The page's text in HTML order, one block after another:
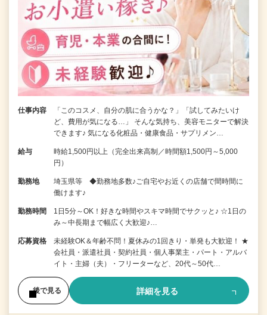
仕事内容
「このコスメ、自分の肌に合うかな？」「試してみたいけ
ど、費用が気になる…」 そんな気持ち、美容モニターで解決
できます♪ 気になる化粧品・健康食品・サプリメン…
給与
時給1,500円以上（完全出来高制／時間額1,500円～5,000
円）
勤務地
埼玉県等 ◆勤務地多数♪ご自宅やお近くの店舗で間時間に
働けます♪
勤務時間
1日5分～OK！好きな時間やスキマ時間でサクッと♪ ☆1日の
み～中長期まで幅広く大歓迎♪…
応募資格
未経験OK＆年齢不問！夏休みの1回きり・単発も大歓迎！ ★
会社員・派遣社員・契約社員・個人事業主・パート・アルバ
イト・主婦（夫）・フリーターなど、20代～50代…
後で見る 詳細を見る